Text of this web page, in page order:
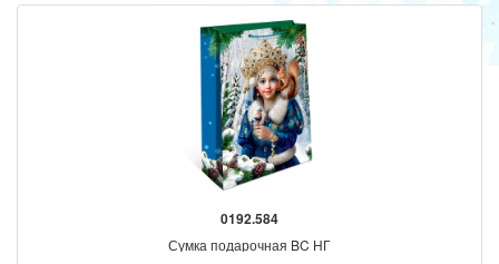
0192.584
Сумка подарочная BC НГ